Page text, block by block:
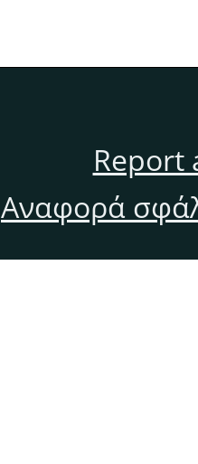
Report
Αναφορά